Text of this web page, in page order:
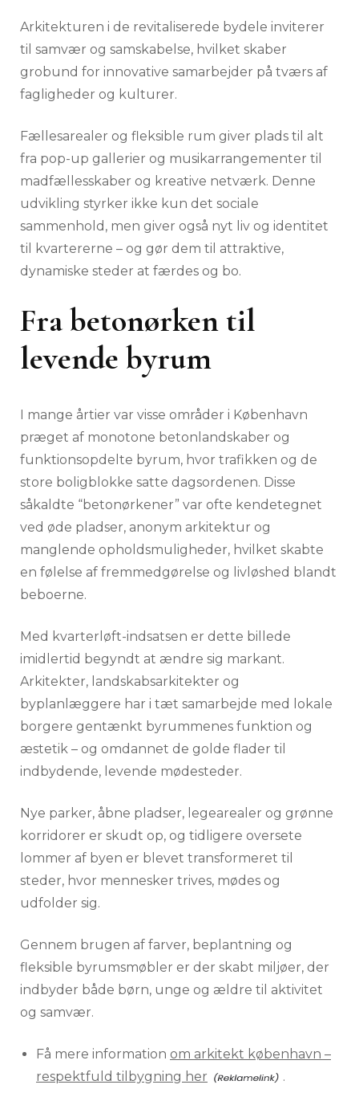
Arkitekturen i de revitaliserede bydele inviterer
til samvær og samskabelse, hvilket skaber
grobund for innovative samarbejder på tværs af
fagligheder og kulturer.
Fællesarealer og fleksible rum giver plads til alt
fra pop-up gallerier og musikarrangementer til
madfællesskaber og kreative netværk. Denne
udvikling styrker ikke kun det sociale
sammenhold, men giver også nyt liv og identitet
til kvartererne – og gør dem til attraktive,
dynamiske steder at færdes og bo.
Fra betonørken til
levende byrum
I mange årtier var visse områder i København
præget af monotone betonlandskaber og
funktionsopdelte byrum, hvor trafikken og de
store boligblokke satte dagsordenen. Disse
såkaldte “betonørkener” var ofte kendetegnet
ved øde pladser, anonym arkitektur og
manglende opholdsmuligheder, hvilket skabte
en følelse af fremmedgørelse og livløshed blandt
beboerne.
Med kvarterløft-indsatsen er dette billede
imidlertid begyndt at ændre sig markant.
Arkitekter, landskabsarkitekter og
byplanlæggere har i tæt samarbejde med lokale
borgere gentænkt byrummenes funktion og
æstetik – og omdannet de golde flader til
indbydende, levende mødesteder.
Nye parker, åbne pladser, legearealer og grønne
korridorer er skudt op, og tidligere oversete
lommer af byen er blevet transformeret til
steder, hvor mennesker trives, mødes og
udfolder sig.
Gennem brugen af farver, beplantning og
fleksible byrumsmøbler er der skabt miljøer, der
indbyder både børn, unge og ældre til aktivitet
og samvær.
Få mere information om arkitekt københavn –
respektfuld tilbygning her
.